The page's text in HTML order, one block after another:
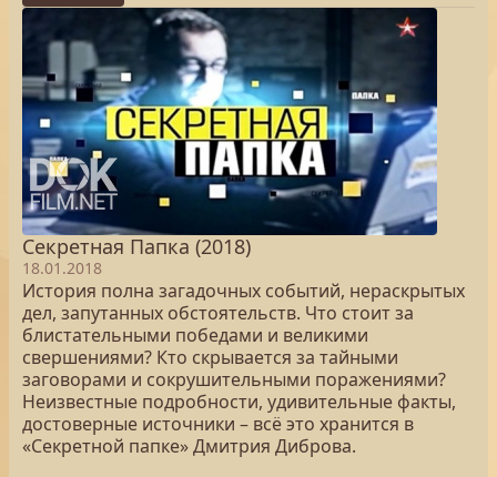
Секретная Папка (2018)
18.01.2018
История полна загадочных событий, нераскрытых
дел, запутанных обстоятельств. Что стоит за
блистательными победами и великими
свершениями? Кто скрывается за тайными
заговорами и сокрушительными поражениями?
Неизвестные подробности, удивительные факты,
достоверные источники – всё это хранится в
«Секретной папке» Дмитрия Диброва.